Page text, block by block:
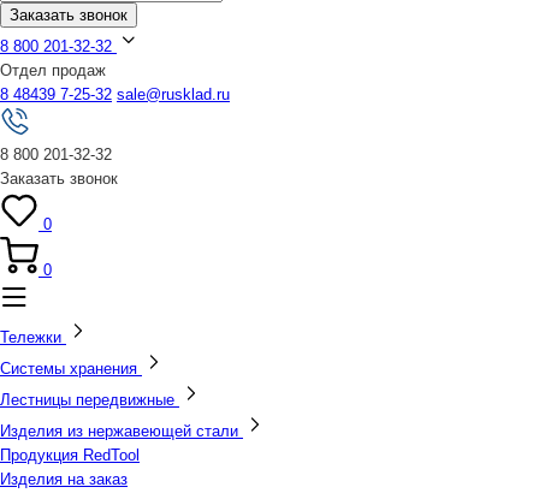
Заказать звонок
8 800 201-32-32
Отдел продаж
8 48439 7-25-32 sale@rusklad.ru
8 800 201-32-32
Заказать звонок
0
0
Тележки
Системы хранения
Лестницы передвижные
Изделия из нержавеющей стали
Продукция RedTool
Изделия на заказ